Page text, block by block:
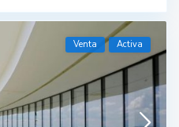
Venta Activa